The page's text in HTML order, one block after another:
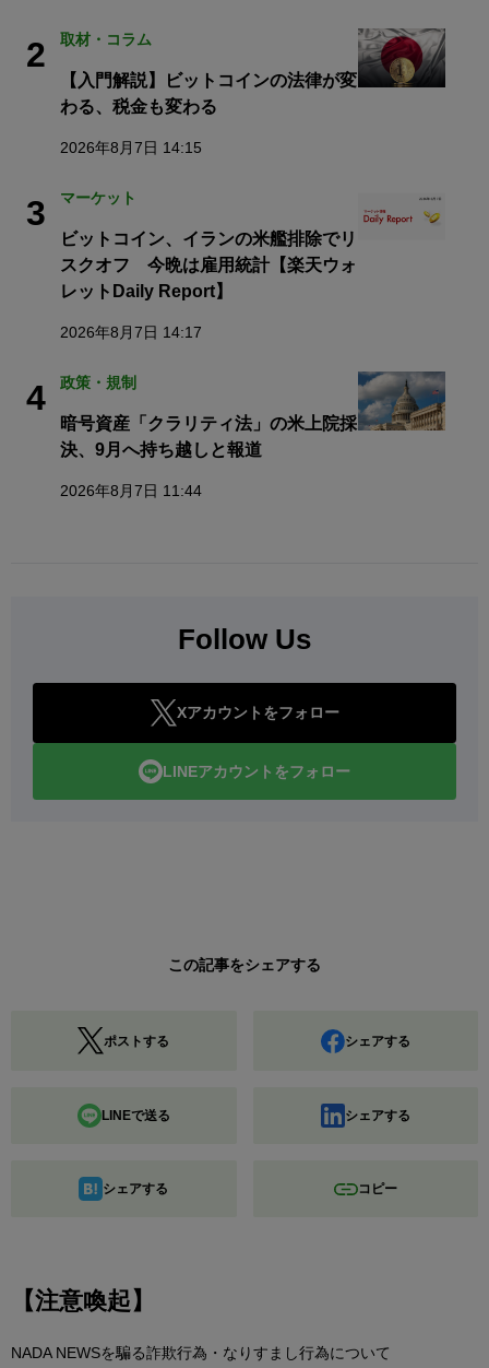
2 取材・コラム
【入門解説】ビットコインの法律が変
わる、税金も変わる
2026年8月7日 14:15
3 マーケット
ビットコイン、イランの米艦排除でリ
スクオフ 今晩は雇用統計【楽天ウォ
レットDaily Report】
2026年8月7日 14:17
4 政策・規制
暗号資産「クラリティ法」の米上院採
決、9月へ持ち越しと報道
2026年8月7日 11:44
Follow Us
Xアカウントをフォロー
LINEアカウントをフォロー
この記事をシェアする
ポストする シェアする
LINEで送る シェアする
シェアする コピー
【注意喚起】
NADA NEWSを騙る詐欺行為・なりすまし行為について